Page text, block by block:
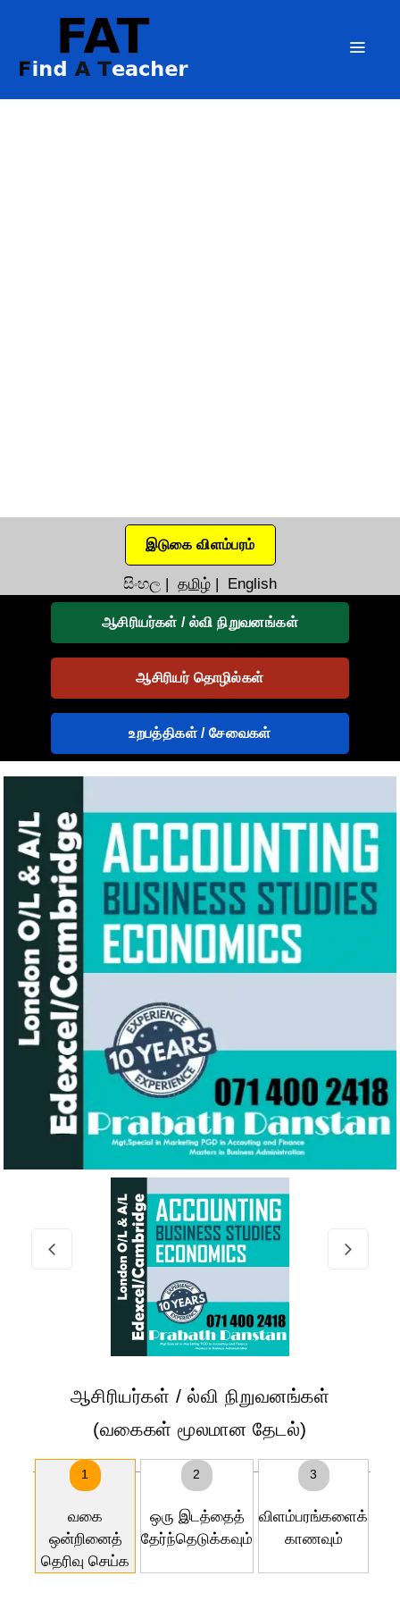
இடுகை விளம்பரம்
සිංහල | தமிழ் | English
ஆசிரியர்கள் / ல்வி நிறுவனங்கள்
ஆசிரியர் தொழில்கள்
உறபத்திகள் / சேவைகள்
ஆசிரியர்கள் / ல்வி நிறுவனங்கள்
(வகைகள் மூலமான தேடல்)
1
வகை
ஒன்றினைத்
தெரிவு செய்க
2
ஒரு இடத்தைத்
தேர்ந்தெடுக்கவும்
3
விளம்பரங்களைக்
காணவும்